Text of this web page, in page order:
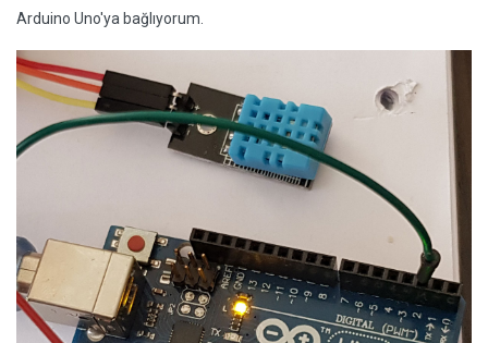
Arduino Uno'ya bağlıyorum.